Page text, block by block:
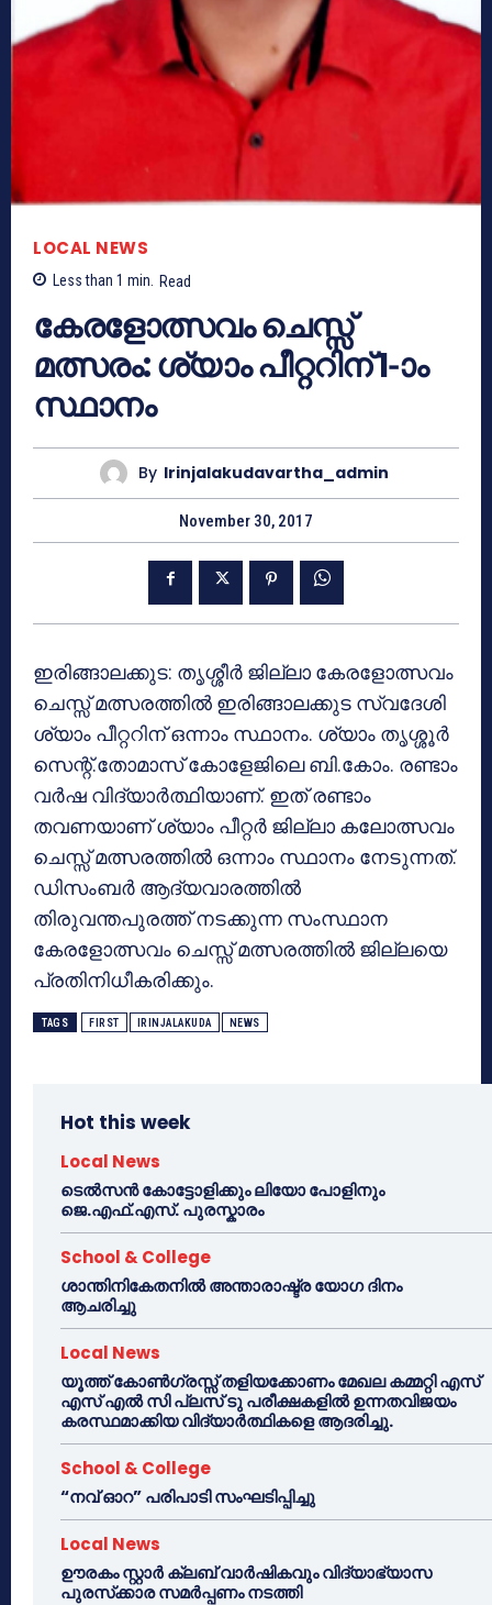
LOCAL NEWS
Less than 1 min. Read
കേരളോത്സവം ചെസ്സ്
മത്സരം: ശ്യാം പീറ്ററിന് 1-ാം
സ്ഥാനം
By Irinjalakudavartha_admin
November 30, 2017
ഇരിങ്ങാലക്കുട: തൃശ്ശീര്‍ ജില്ലാ കേരളോത്സവം
ചെസ്സ് മത്സരത്തില്‍ ഇരിങ്ങാലക്കുട സ്വദേശി
ശ്യാം പീറ്ററിന് ഒന്നാം സ്ഥാനം. ശ്യാം തൃശ്ശൂര്‍
സെന്റ്.തോമാസ് കോളേജിലെ ബി.കോം. രണ്ടാം
വര്‍ഷ വിദ്യാര്‍ത്ഥിയാണ്. ഇത് രണ്ടാം
തവണയാണ് ശ്യാം പീറ്റര്‍ ജില്ലാ കലോത്സവം
ചെസ്സ് മത്സരത്തില്‍ ഒന്നാം സ്ഥാനം നേടുന്നത്.
ഡിസംബര്‍ ആദ്യവാരത്തില്‍
തിരുവന്തപുരത്ത് നടക്കുന്ന സംസ്ഥാന
കേരളോത്സവം ചെസ്സ് മത്സരത്തില്‍ ജില്ലയെ
പ്രതിനിധീകരിക്കും.
TAGS FIRST IRINJALAKUDA NEWS
Hot this week
Local News
ടെൽസൻ കോട്ടോളിക്കും ലിയോ പോളിനും
ജെ.എഫ്.എസ്. പുരസ്കാരം
School & College
ശാന്തിനികേതനിൽ അന്താരാഷ്ട്ര യോഗ ദിനം
ആചരിച്ചു
Local News
യൂത്ത് കോൺഗ്രസ്സ് തളിയക്കോണം മേഖല കമ്മറ്റി എസ്
എസ് എൽ സി പ്ലസ് ടു പരീക്ഷകളിൽ ഉന്നതവിജയം
കരസ്ഥമാക്കിയ വിദ്യാർത്ഥികളെ ആദരിച്ചു.
School & College
“നവ് ഓറ” പരിപാടി സംഘടിപ്പിച്ചു
Local News
ഊരകം സ്റ്റാർ ക്ലബ് വാർഷികവും വിദ്യാഭ്യാസ
പുരസ്‌ക്കാര സമർപ്പണം നടത്തി